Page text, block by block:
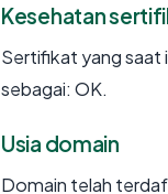
Kesehatan
Sertifikat yang saat
sebagai: OK.
Usia domain
Domain telah